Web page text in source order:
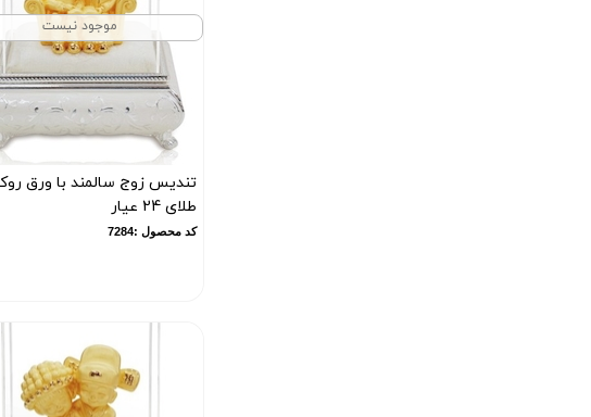
موجود نیست
تندیس زوج سالمند با ورق
طلای 24 عیار
کد محصول :7284